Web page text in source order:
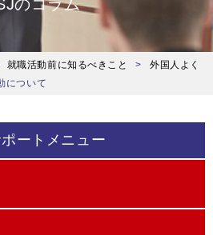
のコラム
就職活動前に知るべきこと
外国人よく
について
ートメニュー